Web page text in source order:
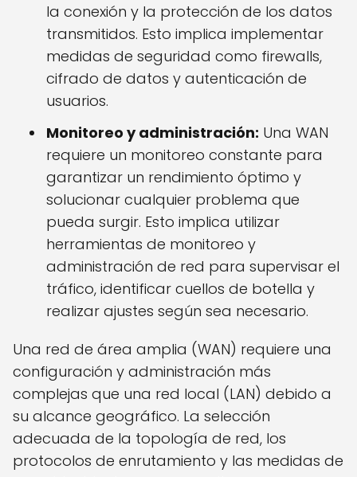
la conexión y la protección de los datos
transmitidos. Esto implica implementar
medidas de seguridad como firewalls,
cifrado de datos y autenticación de
usuarios.
Monitoreo y administración: Una WAN
requiere un monitoreo constante para
garantizar un rendimiento óptimo y
solucionar cualquier problema que
pueda surgir. Esto implica utilizar
herramientas de monitoreo y
administración de red para supervisar el
tráfico, identificar cuellos de botella y
realizar ajustes según sea necesario.
Una red de área amplia (WAN) requiere una
configuración y administración más
complejas que una red local (LAN) debido a
su alcance geográfico. La selección
adecuada de la topología de red, los
protocolos de enrutamiento y las medidas de